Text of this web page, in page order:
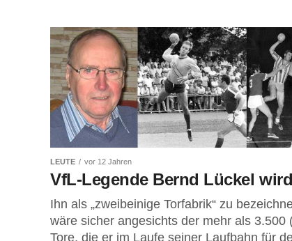
LEUTE vor 12 Jahren
VfL-Legende Bernd Lückel
Ihn als „zweibeinige Torfabrik“ zu
wäre sicher angesichts der mehr als 3.500
Tore, die er im Laufe seiner Laufbahn für